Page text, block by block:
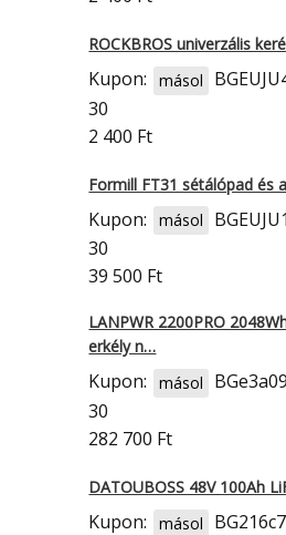
ROCKBROS univerzális
Kupon: másol
30
2 400 Ft
Formill FT31 sétálópad és
Kupon: másol BGEUJU1
30
39 500 Ft
LANPWR 2200PRO
erkély n…
Kupon: másol
30
282 700 Ft
DATOUBOSS 48V 100Ah
Kupon: másol